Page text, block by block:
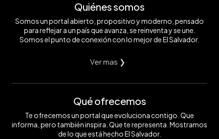
Quiénes somos
Somos un portal abierto, propositivo y moderno, pensado
para reflejar a un país que avanza, se reinventa y se une.
Somos el punto de conexión con lo mejor de El Salvador.
Ver mas ❯
Qué ofrecemos
Te ofrecemos un portal que evoluciona contigo. Que
informa, pero también inspira. Que te representa. Mostramos
de lo que está hecho El Salvador.